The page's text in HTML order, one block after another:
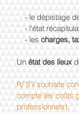
- le dépistage
- l'état
    - les
charges,
Un état des lieux
R/ S'il souhaite
compte les coûts
professionnels).